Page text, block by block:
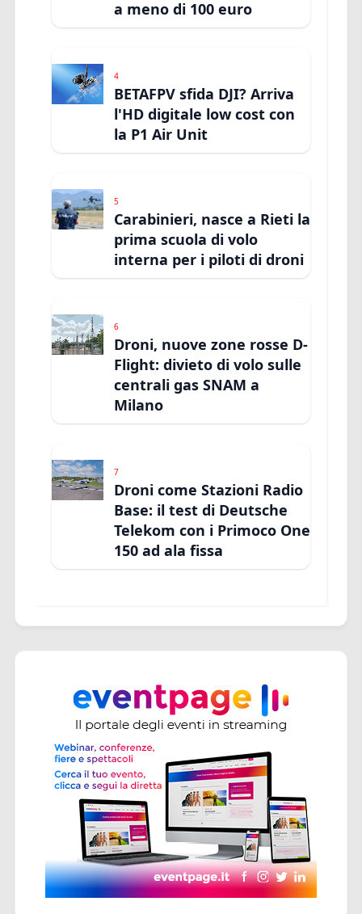
a meno di 100 euro
4
BETAFPV sfida DJI? Arriva
l'HD digitale low cost con
la P1 Air Unit
5
Carabinieri, nasce a Rieti la
prima scuola di volo
interna per i piloti di droni
6
Droni, nuove zone rosse D-
Flight: divieto di volo sulle
centrali gas SNAM a
Milano
7
Droni come Stazioni Radio
Base: il test di Deutsche
Telekom con i Primoco One
150 ad ala fissa